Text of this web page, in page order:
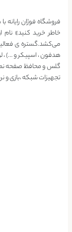
فروشگاه فوژان رایانه
خاطر خرید کنید» نام
می‌کشد.گستره ی
هدفون ، اسپیکر و …) ،
گلس و محافظ صفحه
تجهیزات شبکه ،بازی و